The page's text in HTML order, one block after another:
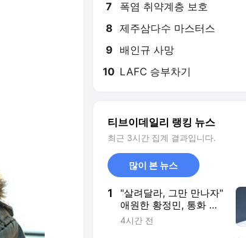
7 폭염 취약계층 보호
8 제주삼다수 마스터스
9 배인규 사망
10 LAFC 승부차기
티브이데일리 랭킹 뉴스
최근 3시간 집계 결과입니다.
많이 본 뉴스
1
"살려달라, 그만 만나자"
애원한 황정민, 통화 녹
취록 살펴보니
4시간 전